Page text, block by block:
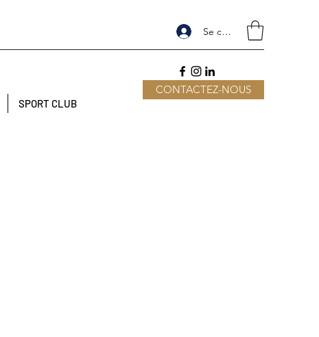
Se connecter
SPORT CLUB
CONTACTEZ-NOUS